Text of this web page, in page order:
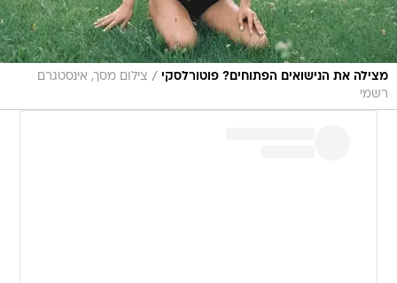
מצילה את הנישואים הפתוחים? פוטורלסקי / צילום מסך, אינסטגרם
רשמי